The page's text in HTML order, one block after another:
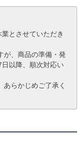
とさせていただき
が、商品の準備・発
以降、順次対応い
らかじめご了承く